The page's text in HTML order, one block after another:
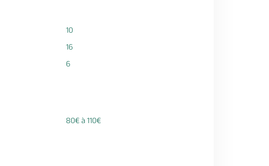
10
16
6
80€ à 110€